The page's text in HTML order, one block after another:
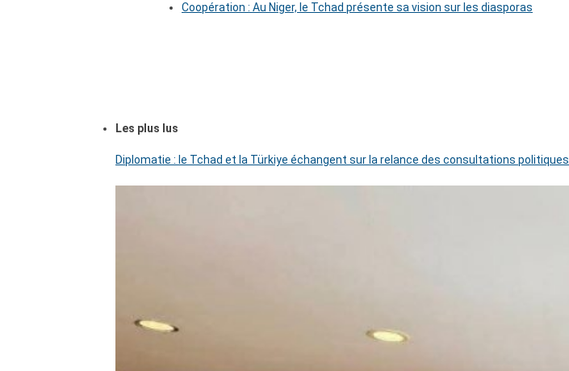
Coopération : Au Niger, le Tchad présente sa vision sur les diasporas
Les plus lus
Diplomatie : le Tchad et la Türkiye échangent sur la relance des consultations politiques